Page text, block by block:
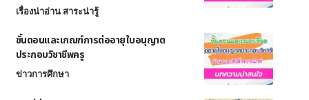
เรื่องน่าอ่าน สาระน่ารู้
ขั้นตอนและเกณฑ์การต่ออายุใบอนุญาต
ประกอบวิชาชีพครู
ข่าวการศึกษา